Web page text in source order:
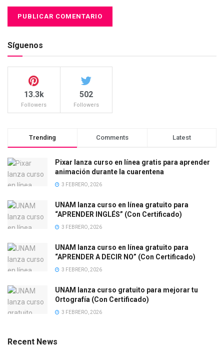
Síguenos
13.3k
Followers
502
Followers
Trending Comments Latest
Pixar lanza curso en línea gratis para aprender
animación durante la cuarentena
3 FEBRERO, 2026
UNAM lanza curso en línea gratuito para
“APRENDER INGLÉS” (Con Certificado)
3 FEBRERO, 2026
UNAM lanza curso en línea gratuito para
“APRENDER A DECIR NO” (Con Certificado)
3 FEBRERO, 2026
UNAM lanza curso gratuito para mejorar tu
Ortografía (Con Certificado)
3 FEBRERO, 2026
Recent News